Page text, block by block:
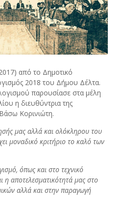
από το Δημοτικό
2018 του Δήμου Δέλτα.
παρουσίασε στα μέλη
η διευθύντρια της
Κορινιώτη.
μας αλλά και ολόκληρου του
μοναδικό κριτήριο το καλό των
όπως και στο τεχνικό
αποτελεσματικότητά μας στο
αλλά και στην παραγωγή